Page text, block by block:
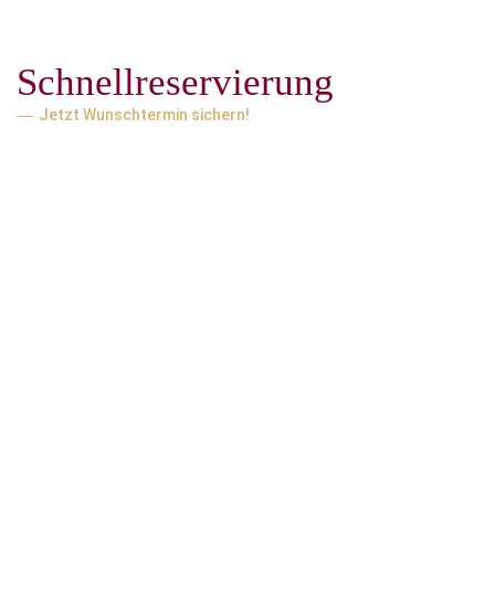
Schnellreservierung
Jetzt Wunschtermin sichern!